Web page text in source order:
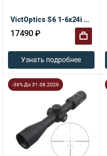
VictOptics S6 1-6x24i Fiber LPVO
17490 ₽
Узнать подробнее
-36% До 31.08.2026